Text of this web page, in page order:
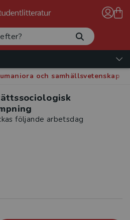
och samhällsvetenskap
följande arbetsdag